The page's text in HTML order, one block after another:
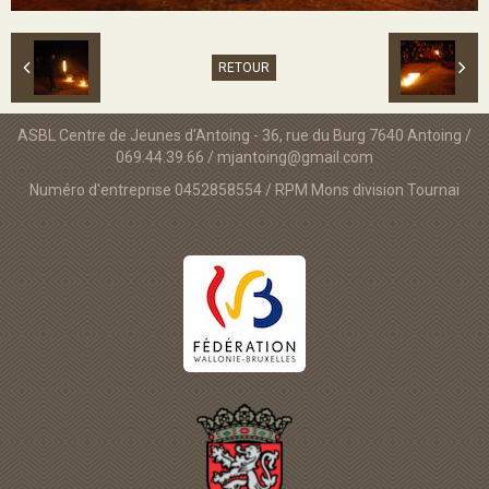
RETOUR
ASBL Centre de Jeunes d'Antoing - 36, rue du Burg 7640 Antoing /
069.44.39.66 / mjantoing@gmail.com
Numéro d'entreprise 0452858554 / RPM Mons division Tournai